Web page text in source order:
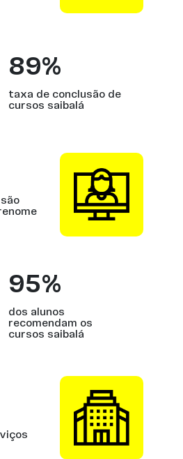
89%
taxa de conclusão de
cursos saibalá
95%
dos alunos
recomendam os
cursos saibalá